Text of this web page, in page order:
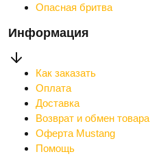
Опасная бритва
Информация
Как заказать
Оплата
Доставка
Возврат и обмен товара
Оферта Mustang
Помощь